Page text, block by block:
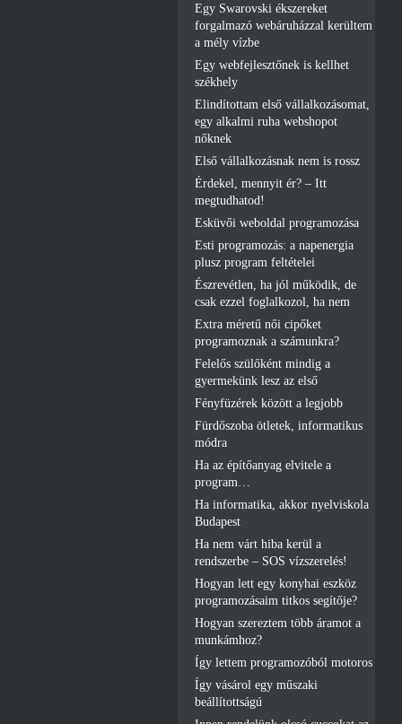
Egy Swarovski ékszereket
forgalmazó webáruházzal kerültem
a mély vízbe
Egy webfejlesztőnek is kellhet
székhely
Elindítottam első vállalkozásomat,
egy alkalmi ruha webshopot
nőknek
Első vállalkozásnak nem is rossz
Érdekel, mennyit ér? – Itt
megtudhatod!
Esküvői weboldal programozása
Esti programozás: a napenergia
plusz program feltételei
Észrevétlen, ha jól működik, de
csak ezzel foglalkozol, ha nem
Extra méretű női cipőket
programoznak a számunkra?
Felelős szülőként mindig a
gyermekünk lesz az első
Fényfüzérek között a legjobb
Fürdőszoba ötletek, informatikus
módra
Ha az építőanyag elvitele a
program…
Ha informatika, akkor nyelviskola
Budapest
Ha nem várt hiba kerül a
rendszerbe – SOS vízszerelés!
Hogyan lett egy konyhai eszköz
programozásaim titkos segítője?
Hogyan szereztem több áramot a
munkámhoz?
Így lettem programozóból motoros
Így vásárol egy műszaki
beállítottságú